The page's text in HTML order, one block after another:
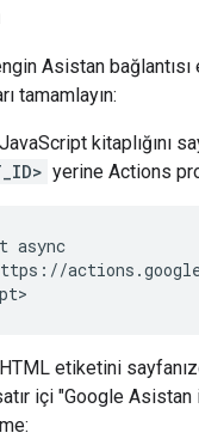
Asistan
tamamlayın:
kitaplığını
yerine Actions
async
etiketini
içi "Google